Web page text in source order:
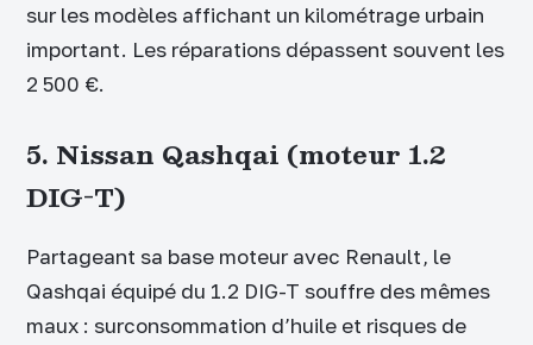
sur les modèles affichant un kilométrage urbain
important. Les réparations dépassent souvent les
2 500 €.
5. Nissan Qashqai (moteur 1.2
DIG-T)
Partageant sa base moteur avec Renault, le
Qashqai équipé du 1.2 DIG-T souffre des mêmes
maux : surconsommation d’huile et risques de